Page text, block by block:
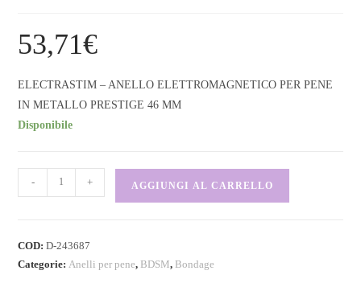
53,71€
ELECTRASTIM – ANELLO ELETTROMAGNETICO PER PENE
IN METALLO PRESTIGE 46 MM
Disponibile
- + AGGIUNGI AL CARRELLO
COD:D-243687
Categorie: Anelli per pene, BDSM, Bondage